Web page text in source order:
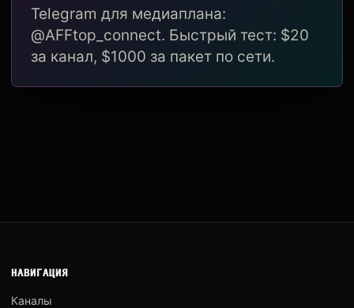
Telegram для медиаплана:
@AFFtop_connect. Быстрый тест: $20
за канал, $1000 за пакет по сети.
НАВИГАЦИЯ
Каналы